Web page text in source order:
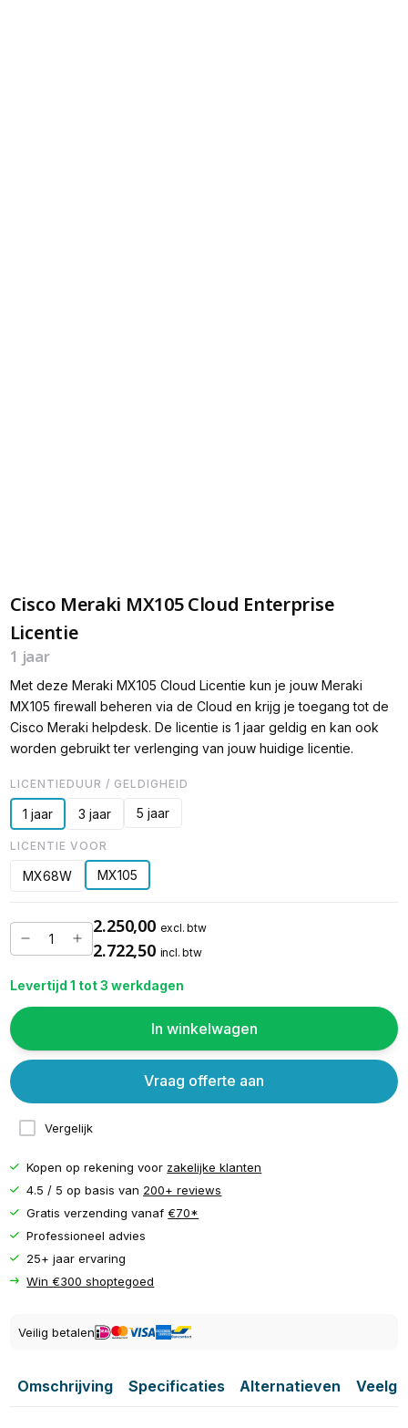
Cisco Meraki MX105 Cloud Enterprise
Licentie
1 jaar
Met deze Meraki MX105 Cloud Licentie kun je jouw Meraki
MX105 firewall beheren via de Cloud en krijg je toegang tot de
Cisco Meraki helpdesk. De licentie is 1 jaar geldig en kan ook
worden gebruikt ter verlenging van jouw huidige licentie.
LICENTIEDUUR / GELDIGHEID
1 jaar 3 jaar 5 jaar
LICENTIE VOOR
MX68W MX105
2.250,00 excl. btw
2.722,50 incl. btw
Levertijd 1 tot 3 werkdagen
In winkelwagen
Vergelijk
Vraag offerte aan
Kopen op rekening voor zakelijke klanten
4.5 / 5 op basis van 200+ reviews
Gratis verzending vanaf€70*
Professioneel advies
25+ jaar ervaring
Win €300 shoptegoed
Veilig betalen
Omschrijving Specificaties Alternatieven